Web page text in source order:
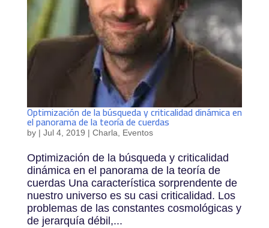
Optimización de la búsqueda y criticalidad dinámica en
el panorama de la teoría de cuerdas
by | Jul 4, 2019 | Charla, Eventos
Optimización de la búsqueda y criticalidad
dinámica en el panorama de la teoría de
cuerdas Una característica sorprendente de
nuestro universo es su casi criticalidad. Los
problemas de las constantes cosmológicas y
de jerarquía débil,...